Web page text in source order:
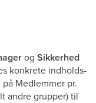
og Sikkerhed
konkrete indholds-
Medlemmer pr.
andre grupper) til